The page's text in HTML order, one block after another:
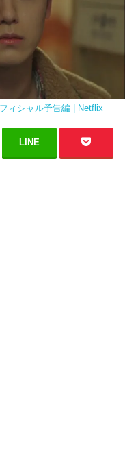
ィシャル予告編 | Netflix
LINE